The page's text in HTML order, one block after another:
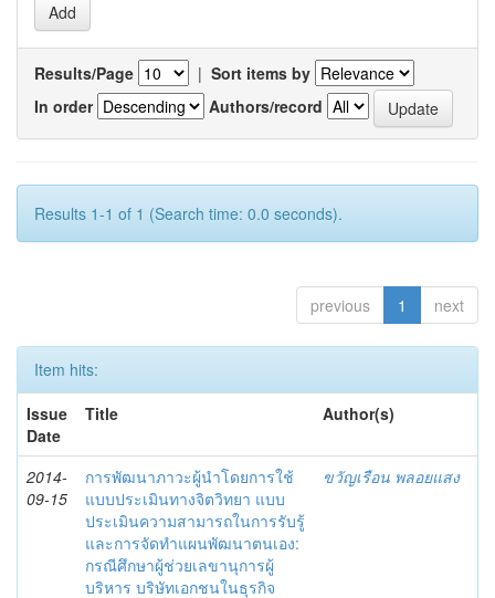
Results/Page | Sort items by
In order
Authors/record
Results 1-1 of 1 (Search time: 0.0 seconds).
previous 1 next
Item hits:
Issue
Date
Title Author(s)
2014-
09-15
การพัฒนาภาวะผู้นำโดยการใช้
แบบประเมินทางจิตวิทยา แบบ
ประเมินความสามารถในการรับรู้
และการจัดทำแผนพัฒนาตนเอง:
กรณีศึกษาผู้ช่วยเลขานุการผู้
บริหาร บริษัทเอกชนในธุรกิจ
ขวัญเรือน พลอยแสง